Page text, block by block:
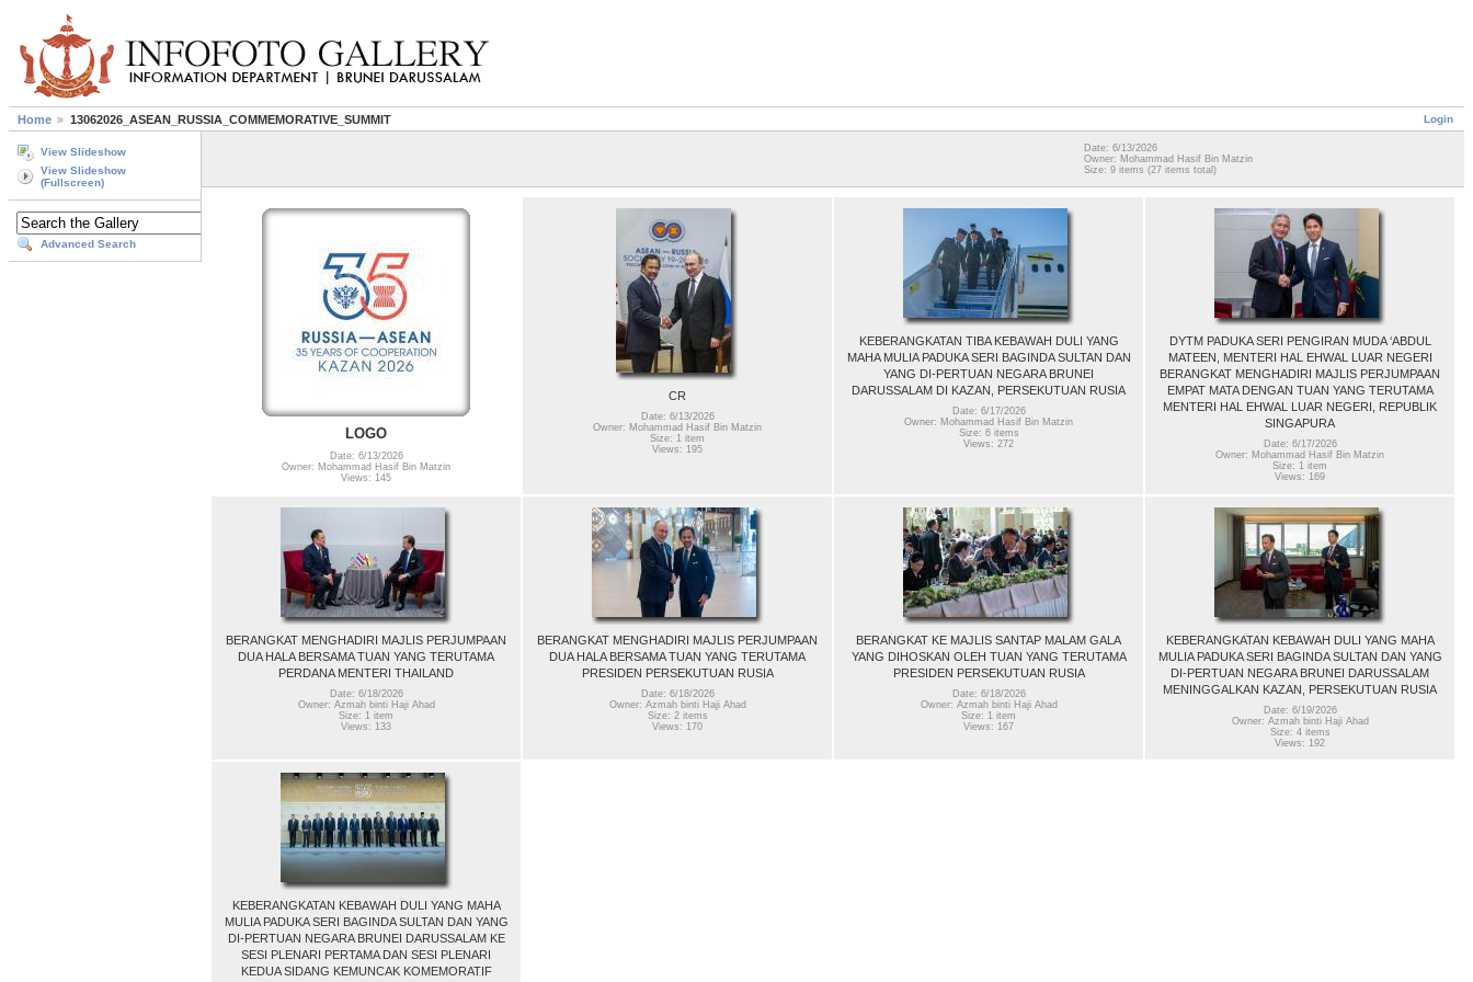
Login
Home 13062026_ASEAN_RUSSIA_COMMEMORATIVE_SUMMIT
View Slideshow
View Slideshow
(Fullscreen)
Advanced Search
Date: 6/13/2026
Owner: Mohammad Hasif Bin Matzin
Size: 9 items (27 items total)
LOGO
Date: 6/13/2026
Owner: Mohammad Hasif Bin Matzin
Views: 145
CR
Date: 6/13/2026
Owner: Mohammad Hasif Bin Matzin
Size: 1 item
Views: 195
KEBERANGKATAN TIBA KEBAWAH DULI YANG
MAHA MULIA PADUKA SERI BAGINDA SULTAN DAN
YANG DI-PERTUAN NEGARA BRUNEI
DARUSSALAM DI KAZAN, PERSEKUTUAN RUSIA
Date: 6/17/2026
Owner: Mohammad Hasif Bin Matzin
Size: 6 items
Views: 272
DYTM PADUKA SERI PENGIRAN MUDA ‘ABDUL
MATEEN, MENTERI HAL EHWAL LUAR NEGERI
BERANGKAT MENGHADIRI MAJLIS PERJUMPAAN
EMPAT MATA DENGAN TUAN YANG TERUTAMA
MENTERI HAL EHWAL LUAR NEGERI, REPUBLIK
SINGAPURA
Date: 6/17/2026
Owner: Mohammad Hasif Bin Matzin
Size: 1 item
Views: 169
BERANGKAT MENGHADIRI MAJLIS PERJUMPAAN
DUA HALA BERSAMA TUAN YANG TERUTAMA
PERDANA MENTERI THAILAND
Date: 6/18/2026
Owner: Azmah binti Haji Ahad
Size: 1 item
Views: 133
BERANGKAT MENGHADIRI MAJLIS PERJUMPAAN
DUA HALA BERSAMA TUAN YANG TERUTAMA
PRESIDEN PERSEKUTUAN RUSIA
Date: 6/18/2026
Owner: Azmah binti Haji Ahad
Size: 2 items
Views: 170
BERANGKAT KE MAJLIS SANTAP MALAM GALA
YANG DIHOSKAN OLEH TUAN YANG TERUTAMA
PRESIDEN PERSEKUTUAN RUSIA
Date: 6/18/2026
Owner: Azmah binti Haji Ahad
Size: 1 item
Views: 167
KEBERANGKATAN KEBAWAH DULI YANG MAHA
MULIA PADUKA SERI BAGINDA SULTAN DAN YANG
DI-PERTUAN NEGARA BRUNEI DARUSSALAM
MENINGGALKAN KAZAN, PERSEKUTUAN RUSIA
Date: 6/19/2026
Owner: Azmah binti Haji Ahad
Size: 4 items
Views: 192
KEBERANGKATAN KEBAWAH DULI YANG MAHA
MULIA PADUKA SERI BAGINDA SULTAN DAN YANG
DI-PERTUAN NEGARA BRUNEI DARUSSALAM KE
SESI PLENARI PERTAMA DAN SESI PLENARI
KEDUA SIDANG KEMUNCAK KOMEMORATIF